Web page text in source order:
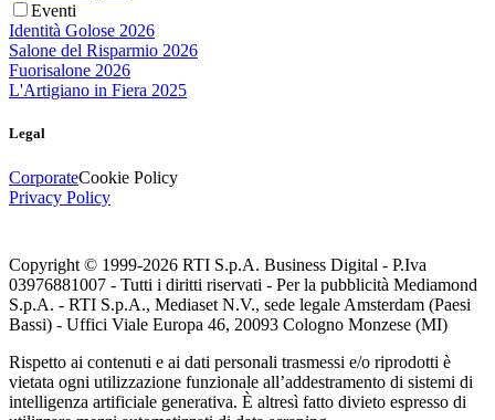
Eventi
Identità Golose 2026
Salone del Risparmio 2026
Fuorisalone 2026
L'Artigiano in Fiera 2025
Legal
CorporateCookie Policy
Privacy Policy
Copyright © 1999-2026 RTI S.p.A. Business Digital - P.Iva
03976881007 - Tutti i diritti riservati - Per la pubblicità Mediamond
S.p.A. - RTI S.p.A., Mediaset N.V., sede legale Amsterdam (Paesi
Bassi) - Uffici Viale Europa 46, 20093 Cologno Monzese (MI)
Rispetto ai contenuti e ai dati personali trasmessi e/o riprodotti è
vietata ogni utilizzazione funzionale all’addestramento di sistemi di
intelligenza artificiale generativa. È altresì fatto divieto espresso di